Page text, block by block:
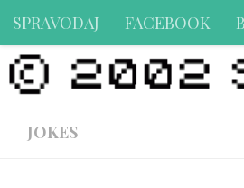
Preskočiť na obsah
SPRAVODAJ FACEBOOK
JOKES